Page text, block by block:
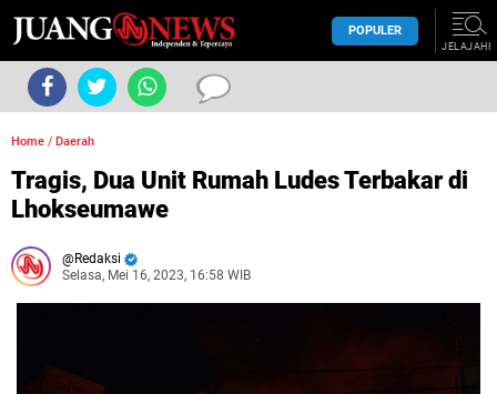
POPULER
JELAJAHI
Home / Daerah
Tragis, Dua Unit Rumah Ludes Terbakar di
Lhokseumawe
Redaksi
Selasa, Mei 16, 2023, 16:58 WIB